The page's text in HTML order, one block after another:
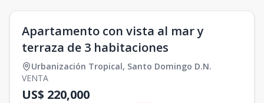
Apartamento con vista al mar y
terraza de 3 habitaciones
Urbanización Tropical, Santo Domingo D.N.
VENTA
US$ 220,000